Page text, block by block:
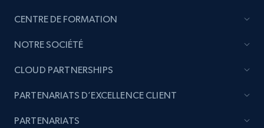
CENTRE DE FORMATION
NOTRE SOCIÉTÉ
CLOUD PARTNERSHIPS
PARTENARIATS D’EXCELLENCE CLIENT
PARTENARIATS